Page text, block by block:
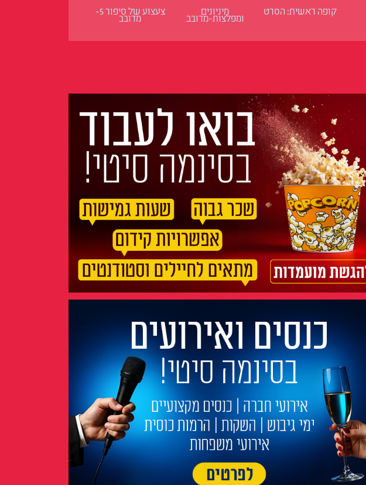
קופה ראשית: הסרט מיניונים
ומפלצות-מדובב
צעצוע של סיפור 5-
מדובב